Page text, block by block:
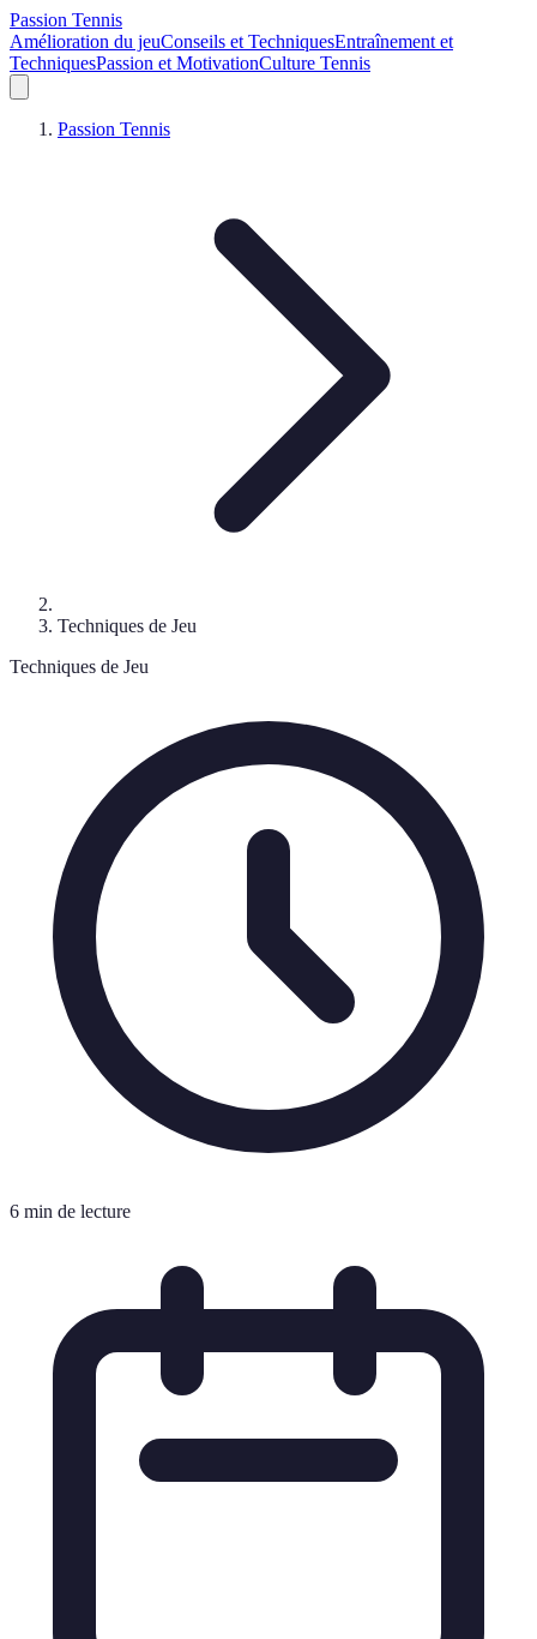
Passion Tennis
Amélioration du jeuConseils et TechniquesEntraînement et
TechniquesPassion et MotivationCulture Tennis
Passion Tennis
Techniques de Jeu
Techniques de Jeu
6 min de lecture